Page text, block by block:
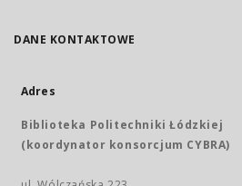
DANE KONTAKTOWE
Adres
Biblioteka Politechniki Łódzkiej
(koordynator konsorcjum CYBRA)